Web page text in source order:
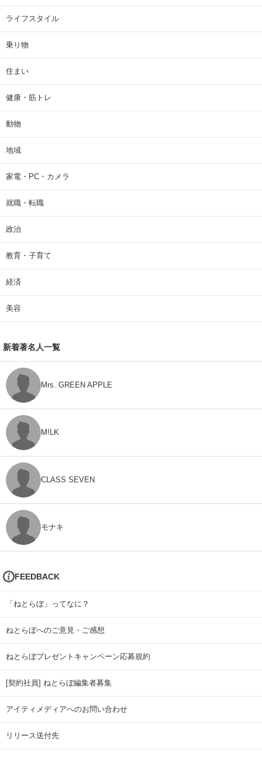
ライフスタイル
乗り物
住まい
健康・筋トレ
動物
地域
家電・PC・カメラ
就職・転職
政治
教育・子育て
経済
美容
新着著名人一覧
Mrs. GREEN APPLE
M!LK
CLASS SEVEN
モナキ
FEEDBACK
「ねとらぼ」ってなに？
ねとらぼへのご意見・ご感想
ねとらぼプレゼントキャンペーン応募規約
[契約社員] ねとらぼ編集者募集
アイティメディアへのお問い合わせ
リリース送付先